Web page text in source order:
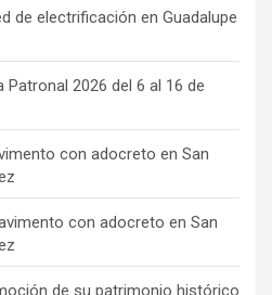
T
u
b
e
C
h
a
n
de electrificación en Guadalupe
2026 del 6 al 16 de
con adocreto en San
con adocreto en San
de su patrimonio histórico